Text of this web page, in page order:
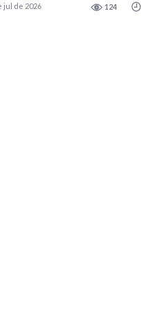
jul de 2026 124